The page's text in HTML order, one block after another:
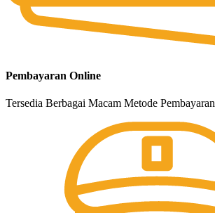
Pembayaran Online
Tersedia Berbagai Macam Metode Pembayaran